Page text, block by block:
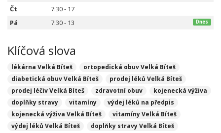
Čt
7:30 - 17
Pá
7:30 - 13 Dnes
Klíčová slova
lékárna Velká Bíteš
ortopedická obuv Velká Bíteš
diabetická obuv Velká Bíteš
prodej léků Velká Bíteš
prodej léčiv Velká Bíteš
zdravotní obuv
kojenecká výživa
doplňky stravy
vitamíny
výdej léků na předpis
kojenecká výživa Velká Bíteš
vitamíny Velká Bíteš
výdej léků Velká Bíteš
doplňky stravy Velká Bíteš